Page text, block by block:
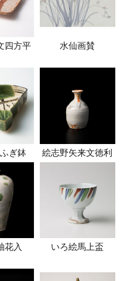
四方平
水仙画賛
ぎ鉢 絵志野矢来文徳利
花入 いろ絵馬上盃